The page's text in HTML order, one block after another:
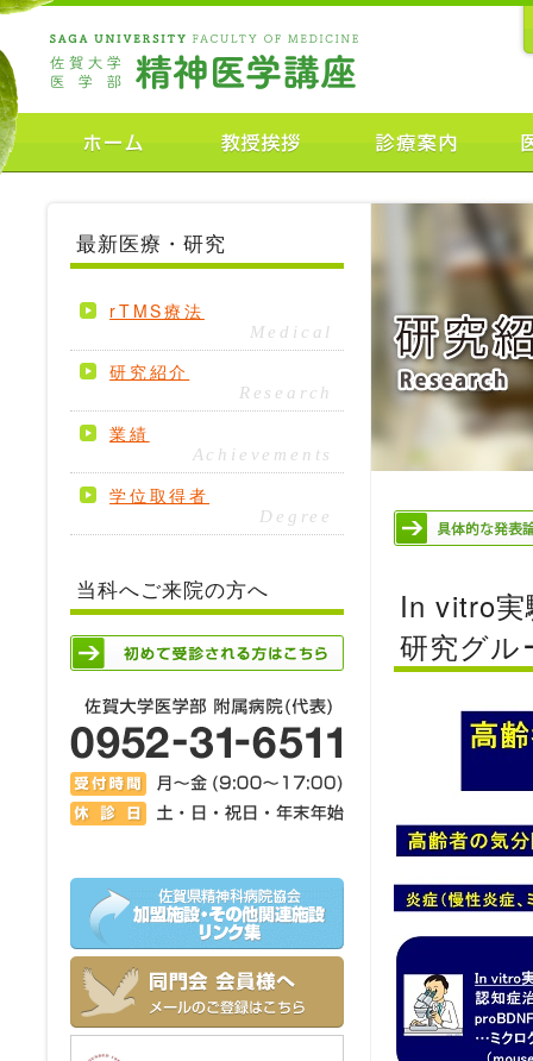
In vitro実
研究グル
最新医療・研究
rTMS療法
Medical
研究紹介
Research
業績
Achievements
学位取得者
Degree
当科へご来院の方へ